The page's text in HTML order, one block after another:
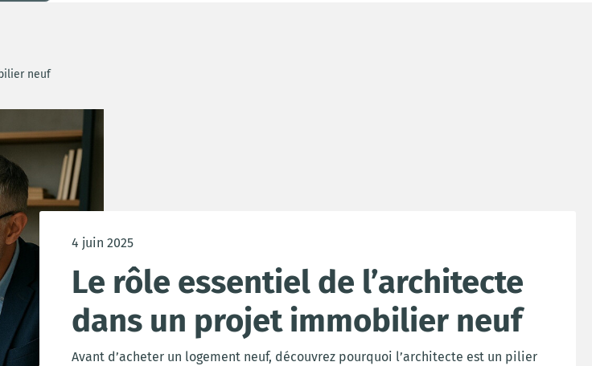
neuf
4 juin 2025
Le rôle essentiel de l’architecte
dans un projet immobilier neuf
Avant d’acheter un logement neuf, découvrez pourquoi l’architecte est un pilier